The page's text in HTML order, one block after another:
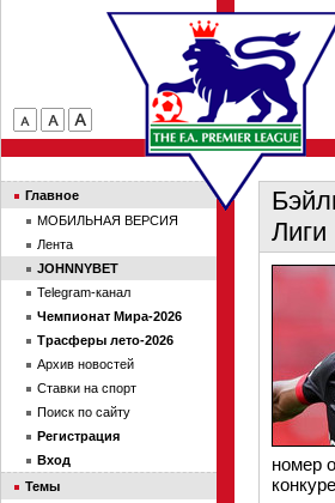
Лиги
номер
Главное
МОБИЛЬНАЯ ВЕРСИЯ
Лента
JOHNNYBET
Telegram-канал
Чемпионат Мира-2026
Трасферы лето-2026
Архив новостей
Ставки на спорт
Поиск по сайту
Регистрация
Вход
Темы